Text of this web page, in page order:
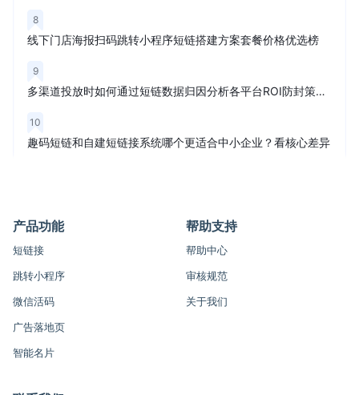
8
线下门店海报扫码跳转小程序短链搭建方案套餐价格优选榜
9
多渠道投放时如何通过短链数据归因分析各平台ROI防封策略榜单
10
趣码短链和自建短链接系统哪个更适合中小企业？看核心差异
产品功能
短链接
跳转小程序
微信活码
广告落地页
智能名片
帮助支持
帮助中心
审核规范
关于我们